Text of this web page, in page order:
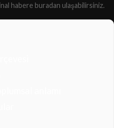
habere buradan ulaşabilirsiniz.